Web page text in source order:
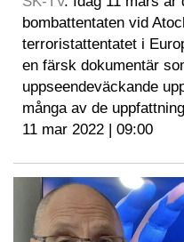
bombattentaten vid
terroristattentatet i
en färsk dokumentär
uppseendeväckande
många av de
11 mar 2022 | 09:00